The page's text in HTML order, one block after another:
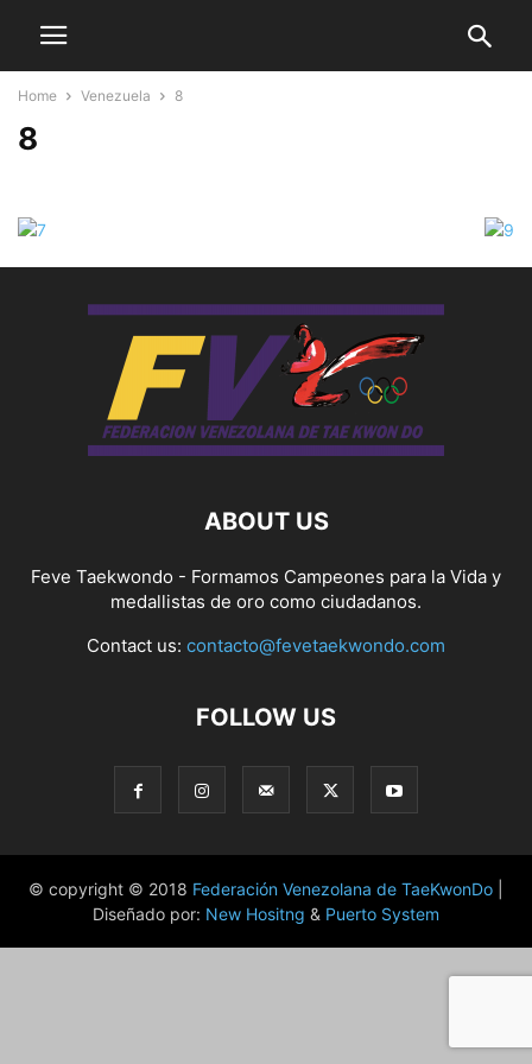
Home Venezuela 8
8
ABOUT US
Feve Taekwondo - Formamos Campeones para la Vida y
medallistas de oro como ciudadanos.
Contact us: contacto@fevetaekwondo.com
FOLLOW US
© copyright © 2018 Federación Venezolana de TaeKwonDo
Diseñado por: New Hositng & Puerto System